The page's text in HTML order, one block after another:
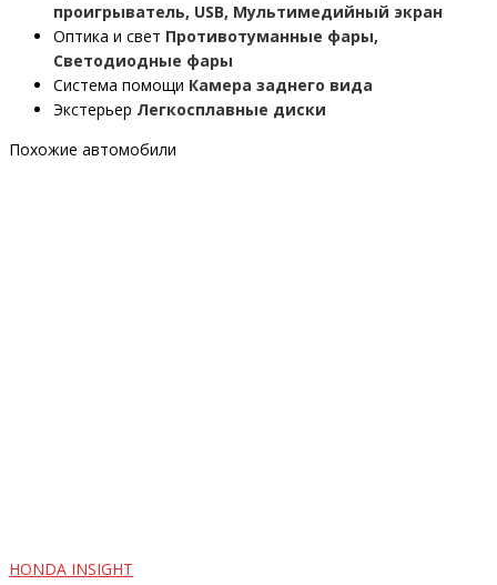
проигрыватель, USB, Мультимедийный экран
Оптика и свет Противотуманные фары,
Светодиодные фары
Система помощи Камера заднего вида
Экстерьер Легкосплавные диски
Похожие автомобили
HONDA INSIGHT